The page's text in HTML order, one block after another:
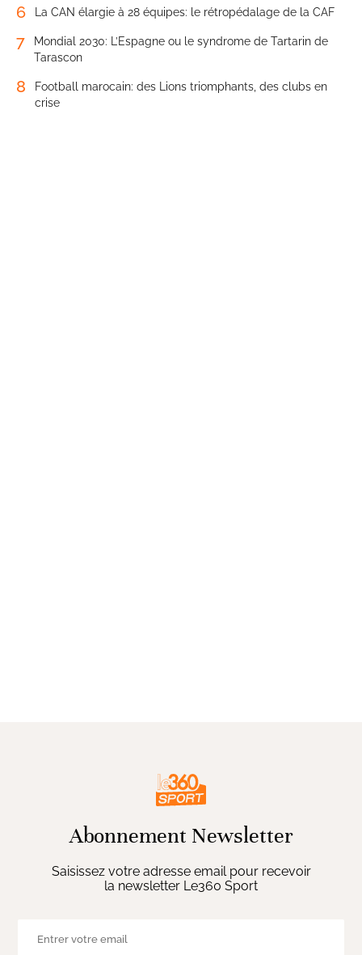
6 La CAN élargie à 28 équipes: le rétropédalage de la CAF
7
Mondial 2030: L’Espagne ou le syndrome de Tartarin de
Tarascon
8
Football marocain: des Lions triomphants, des clubs en
crise
Abonnement Newsletter
Saisissez votre adresse email pour recevoir
la newsletter Le360 Sport